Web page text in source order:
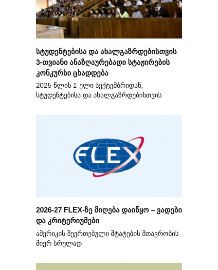
სტუდენტებისა და ახალგაზრდებისთვის
3-თვიანი ანაზღაურებადი სტაჟირების
კონკურსი ცხადდება
2025 წლის 1-ელი სექტემბრიდან,
სტუდენტებისა და ახალგაზრდებისთვის
2026-27 FLEX-ზე მიღება დაიწყო – ვადები
და კრიტერიუმები
ამერიკის შეერთებული შტატების მთავრობის
მიერ სრულად